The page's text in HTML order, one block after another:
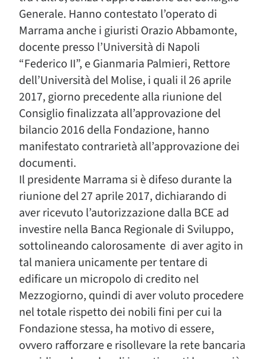
Generale. Hanno contestato l’operato di
Marrama anche i giuristi Orazio Abbamonte,
docente presso l’Università di Napoli
“Federico II”, e Gianmaria Palmieri, Rettore
dell’Università del Molise, i quali il 26 aprile
2017, giorno precedente alla riunione del
Consiglio finalizzata all’approvazione del
bilancio 2016 della Fondazione, hanno
manifestato contrarietà all’approvazione dei
documenti.
Il presidente Marrama si è difeso durante la
riunione del 27 aprile 2017, dichiarando di
aver ricevuto l’autorizzazione dalla BCE ad
investire nella Banca Regionale di Sviluppo,
sottolineando calorosamente di aver agito in
tal maniera unicamente per tentare di
edificare un micropolo di credito nel
Mezzogiorno, quindi di aver voluto procedere
nel totale rispetto dei nobili fini per cui la
Fondazione stessa, ha motivo di essere,
ovvero rafforzare e risollevare la rete bancaria